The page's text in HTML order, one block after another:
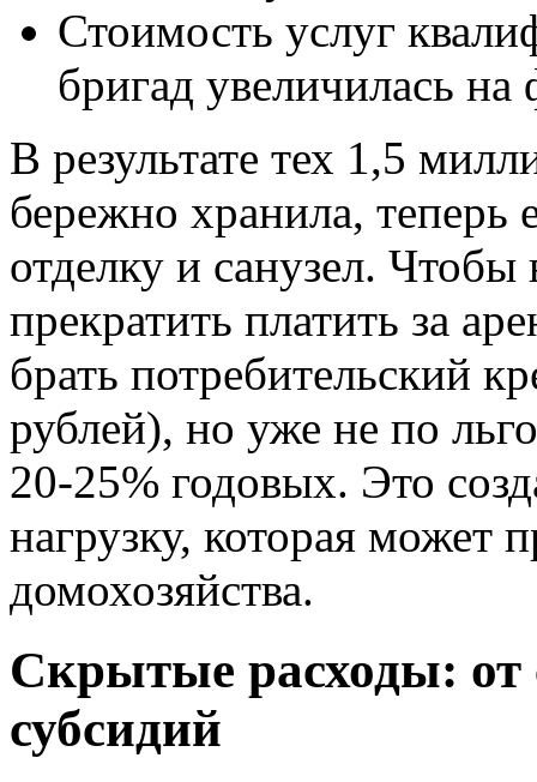
Стоимость услуг
бригад увеличилась
В результате тех 1,5
бережно хранила, теперь
отделку и санузел. Чтобы
прекратить платить за
брать потребительский
рублей), но уже не по
20-25% годовых. Это
нагрузку, которая может
домохозяйства.
Скрытые расходы: от
субсидий